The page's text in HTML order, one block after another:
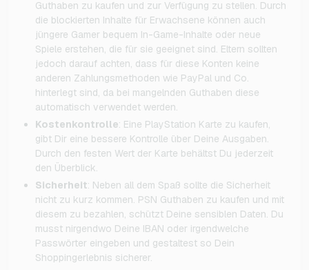
Guthaben zu kaufen und zur Verfügung zu stellen. Durch
die blockierten Inhalte für Erwachsene können auch
jüngere Gamer bequem In-Game-Inhalte oder neue
Spiele erstehen, die für sie geeignet sind. Eltern sollten
jedoch darauf achten, dass für diese Konten keine
anderen Zahlungsmethoden wie PayPal und Co.
hinterlegt sind, da bei mangelnden Guthaben diese
automatisch verwendet werden.
Kostenkontrolle: Eine PlayStation Karte zu kaufen,
gibt Dir eine bessere Kontrolle über Deine Ausgaben.
Durch den festen Wert der Karte behältst Du jederzeit
den Überblick.
Sicherheit: Neben all dem Spaß sollte die Sicherheit
nicht zu kurz kommen. PSN Guthaben zu kaufen und mit
diesem zu bezahlen, schützt Deine sensiblen Daten. Du
musst nirgendwo Deine IBAN oder irgendwelche
Passwörter eingeben und gestaltest so Dein
Shoppingerlebnis sicherer.